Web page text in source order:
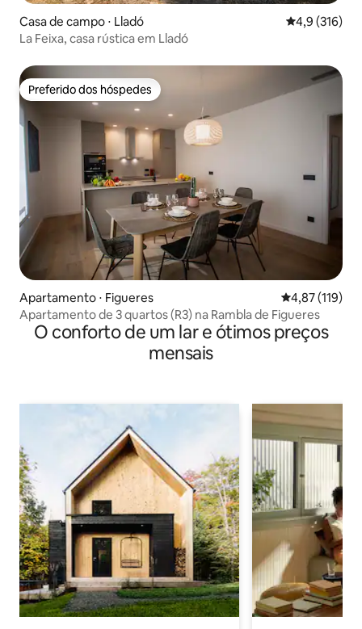
Casa de campo ⋅ Lladó 4,9 de uma
4,9 (316)
La Feixa, casa rústica em Lladó
Preferido dos hóspedes
Preferido dos hóspedes
Apartamento ⋅ Figueres 4,87 de uma
4,87 (119)
Apartamento de 3 quartos (R3) na Rambla de Figueres
O conforto de um lar e ótimos preços
mensais